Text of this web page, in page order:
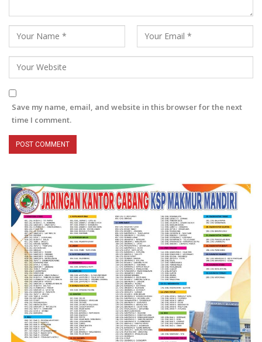
Save my name, email, and website in this browser for the next
time I comment.